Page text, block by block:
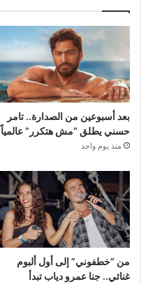
بعد أسبوعين من الصدارة.. تامر
حسني يطلق “مش هتكرر” عالمياً
منذ يوم واحد
من “خطفوني” إلى أول ألبوم
غنائي.. جنا عمرو دياب تبدأ